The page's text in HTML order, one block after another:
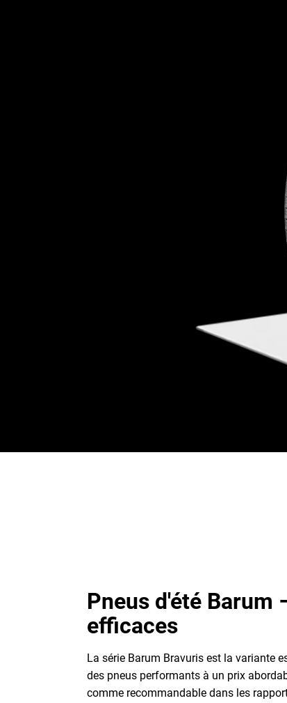
Pneus d'été Barum
efficaces
La série Barum Bravuris est la variante
des pneus performants à un prix
comme recommandable dans les